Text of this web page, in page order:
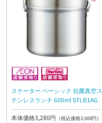
スケーター ベーシック 抗菌真空ス
テンレスランチ 600ml STLB1AG
本体価格3,280円 （税込価格3,608円）